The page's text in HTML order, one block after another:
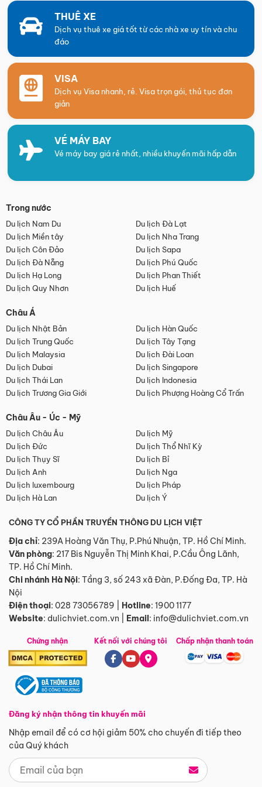
THUÊ XE
Dịch vụ thuê xe giá tốt từ các nhà xe uy tín và chu
đáo
VISA
Dịch vụ Visa nhanh, rẻ. Visa trọn gói, thủ tục đơn
giản
VÉ MÁY BAY
Vé máy bay giá rẻ nhất, nhiều khuyến mãi hấp dẫn
Trong nước
Du lịch Nam Du
Du lịch Đà Lạt
Du lịch Miền tây
Du lịch Nha Trang
Du lịch Côn Đảo
Du lịch Sapa
Du lịch Đà Nẵng
Du lịch Phú Quốc
Du lịch Hạ Long
Du lịch Phan Thiết
Du lịch Quy Nhơn
Du lịch Huế
Châu Á
Du lịch Nhật Bản
Du lịch Hàn Quốc
Du lịch Trung Quốc
Du lịch Tây Tạng
Du lịch Malaysia
Du lịch Đài Loan
Du lịch Dubai
Du lịch Singapore
Du lịch Thái Lan
Du lịch Indonesia
Du lịch Trương Gia Giới
Du lịch Phượng Hoàng Cổ Trấn
Châu Âu - Úc - Mỹ
Du lịch Châu Âu
Du lịch Mỹ
Du lịch Đức
Du lịch Thổ Nhĩ Kỳ
Du lịch Thụy Sĩ
Du lịch Bỉ
Du lịch Anh
Du lịch Nga
Du lịch luxembourg
Du lịch Pháp
Du lịch Hà Lan
Du lịch Ý
CÔNG TY CỔ PHẦN TRUYỀN THÔNG DU LỊCH VIỆT
Địa chỉ: 239A Hoàng Văn Thụ, P.Phú Nhuận, TP. Hồ Chí Minh.
Văn phòng: 217 Bis Nguyễn Thị Minh Khai, P.Cầu Ông Lãnh,
TP. Hồ Chí Minh.
Chi nhánh Hà Nội: Tầng 3, số 243 xã Đàn, P.Đống Đa, TP. Hà
Nội
Điện thoại: 028 73056789 Hotline: 1900 1177
Website: dulichviet.com.vn Email: info@dulichviet.com.vn
Chứng nhận
Đăng ký nhận thông tin khuyến mãi
Nhập email để có cơ hội giảm 50% cho chuyến đi tiếp theo
của Quý khách
Kết nối với chúng tôi Chấp nhận thanh toán